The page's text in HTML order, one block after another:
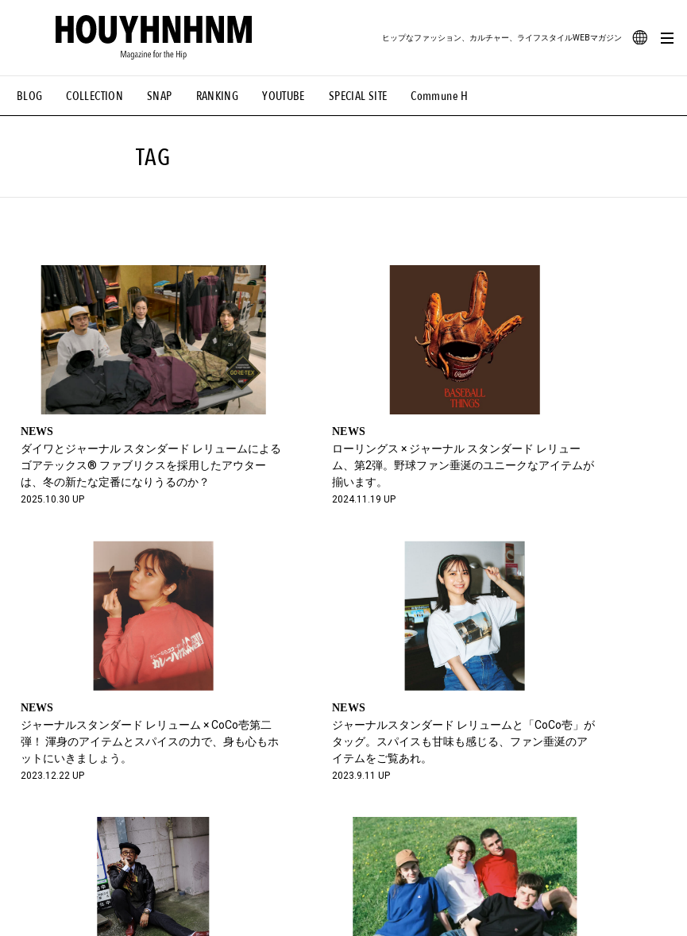
BLOG COLLECTION SNAP RANKING YOUTUBE SPECIAL SITE Commune H
ヒップなファッション、カルチャー、ライフスタイルWEBマガジン
#古着サミット #NEW VINTAGE #マイナーグッド図鑑 #路地裏てぃーん。 #MONTHLY JOURNAL
IT #AH.H #ととけん #FASHION #MUSIC #MOVIE #LIFESTYLE #SNEAKER #OUTDOOR
TAG
NEWS
ダイワとジャーナル スタンダード レリュームによる
ゴアテックス® ファブリクスを採用したアウター
は、冬の新たな定番になりうるのか？
2025.10.30 UP
NEWS
ローリングス × ジャーナル スタンダード レリュー
ム、第2弾。野球ファン垂涎のユニークなアイテムが
揃います。
2024.11.19 UP
NEWS
ジャーナルスタンダード レリューム × CoCo壱第二
弾！ 渾身のアイテムとスパイスの力で、身も心もホ
ットにいきましょう。
2023.12.22 UP
NEWS
ジャーナルスタンダード レリュームと「CoCo壱」が
タッグ。スパイスも甘味も感じる、ファン垂涎のア
イテムをご覧あれ。
2023.9.11 UP